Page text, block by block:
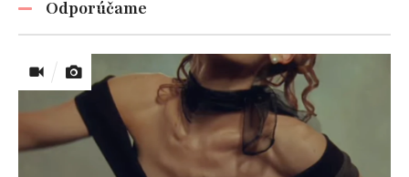
Odporúčame